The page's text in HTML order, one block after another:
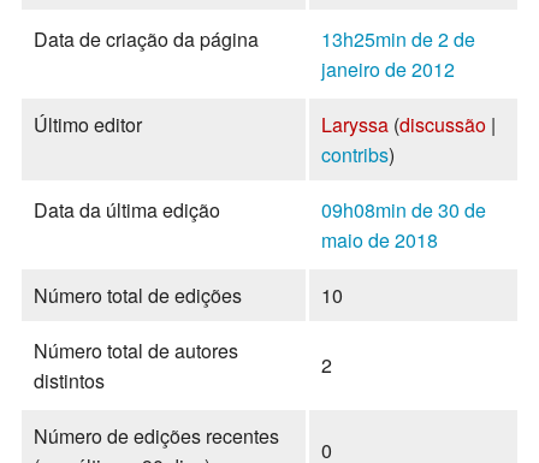
Data de criação da página
13h25min de 2 de
janeiro de 2012
Último editor
Laryssa (discussão|
contribs)
Data da última edição
09h08min de 30 de
maio de 2018
Número total de edições
10
Número total de autores
distintos
2
Número de edições recentes
0